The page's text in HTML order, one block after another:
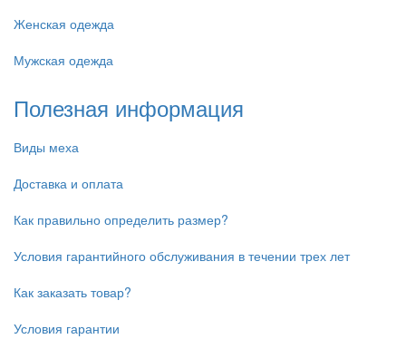
Женская одежда
Мужская одежда
Полезная информация
Виды меха
Доставка и оплата
Как правильно определить размер?
Условия гарантийного обслуживания в течении трех лет
Как заказать товар?
Условия гарантии